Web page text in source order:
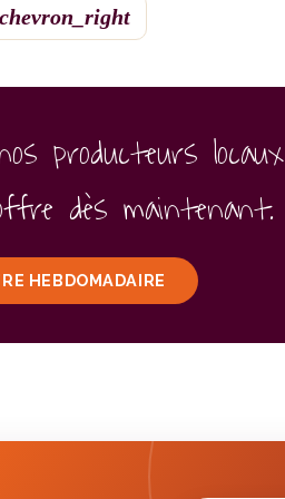
chevron_right
producteurs
dès maintenant.
HEBDOMADAIRE